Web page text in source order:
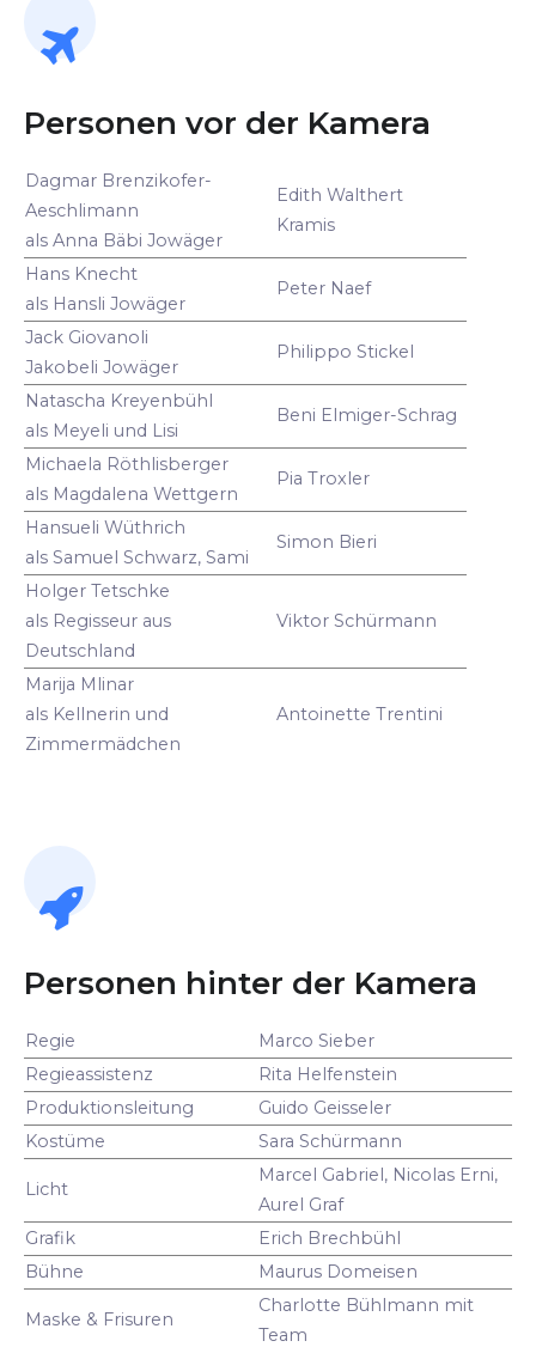
Personen vor der Kamera
Dagmar Brenzikofer-
Aeschlimann
als Anna Bäbi Jowäger
Edith Walthert
Kramis
Hans Knecht
als Hansli Jowäger
Peter Naef
Jack Giovanoli
Jakobeli Jowäger
Philippo Stickel
Natascha Kreyenbühl
als Meyeli und Lisi
Beni Elmiger-Schrag
Michaela Röthlisberger
als Magdalena Wettgern
Pia Troxler
Hansueli Wüthrich
als Samuel Schwarz, Sami
Simon Bieri
Holger Tetschke
als Regisseur aus
Deutschland
Viktor Schürmann
Marija Mlinar
als Kellnerin und
Zimmermädchen
Antoinette Trentini
Personen hinter der Kamera
Regie
Marco Sieber
Regieassistenz
Rita Helfenstein
Produktionsleitung
Guido Geisseler
Kostüme
Sara Schürmann
Licht
Marcel Gabriel, Nicolas Erni,
Aurel Graf
Grafik
Erich Brechbühl
Bühne
Maurus Domeisen
Maske & Frisuren
Charlotte Bühlmann mit
Team